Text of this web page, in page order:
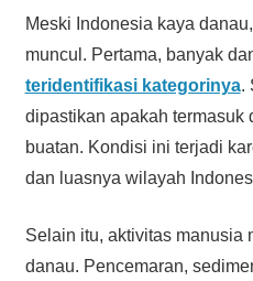
Meski Indonesia kaya
muncul. Pertama, banyak
teridentifikasi kategorinya.
dipastikan apakah termasuk
buatan. Kondisi ini terjadi
dan luasnya wilayah
Selain itu, aktivitas manusia
danau. Pencemaran,